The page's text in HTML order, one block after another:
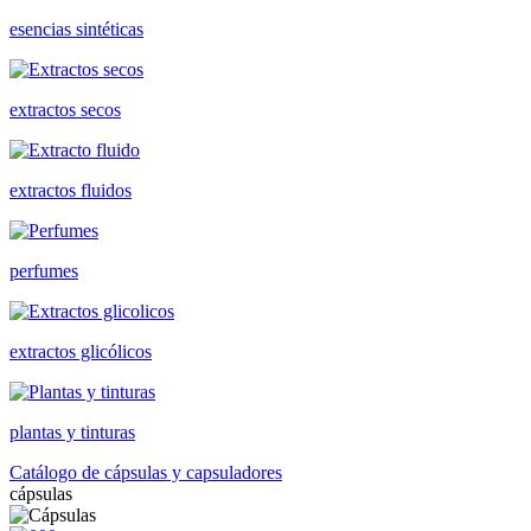
esencias sintéticas
extractos secos
extractos fluidos
perfumes
extractos glicólicos
plantas y tinturas
Catálogo de cápsulas y capsuladores
cápsulas